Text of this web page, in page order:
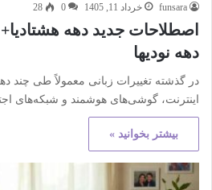
funsara خرداد 11, 1405 0
28
اصطلاحات جدید دهه
دهه نودیها
در گذشته تغییرات زبانی معمولاً طی چند
اینترنت، گوشی‌های هوشمند و شبکه‌های
بیشتر بخوانید »